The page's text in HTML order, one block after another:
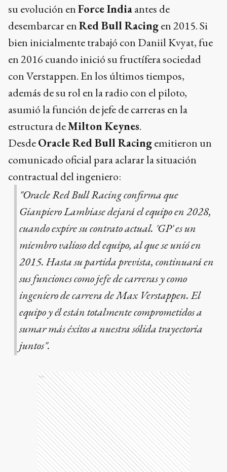
su evolución enForce Indiaantes de
desembarcar enRed Bull Racingen 2015. Si
bien inicialmente trabajó con Daniil Kvyat, fue
en 2016 cuando inició su fructífera sociedad
con Verstappen. En los últimos tiempos,
además de su rol en la radio con el piloto,
asumió la función de jefe de carreras en la
estructura deMilton Keynes.
DesdeOracle Red Bull Racingemitieron un
comunicado oficial para aclarar la situación
contractual del ingeniero:
"Oracle Red Bull Racing confirma que
Gianpiero Lambiase dejará el equipo en 2028,
cuando expire su contrato actual. 'GP' es un
miembro valioso del equipo, al que se unió en
2015. Hasta su partida prevista, continuará en
sus funciones como jefe de carreras y como
ingeniero de carrera de Max Verstappen. El
equipo y él están totalmente comprometidos a
sumar más éxitos a nuestra sólida trayectoria
juntos".
Ads